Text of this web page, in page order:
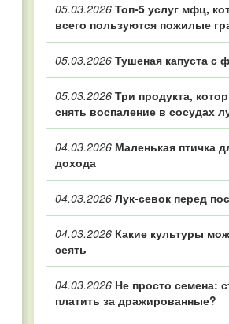
05.03.2026 Топ‑5 услуг мфц,
всего пользуются пожилые
05.03.2026 Тушеная капуста с
05.03.2026 Три продукта,
снять воспаление в сосудах
04.03.2026 Маленькая птичка
дохода
04.03.2026 Лук-севок перед
04.03.2026 Какие культуры
сеять
04.03.2026 Не просто семена:
платить за дражированные?